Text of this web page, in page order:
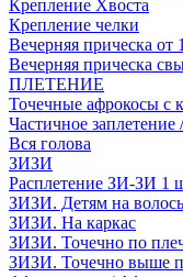
Крепление Хвоста
Крепление челки
Вечерняя прическа от
Вечерняя прическа
ПЛЕТЕНИЕ
Точечные афрокосы с
Частичное заплетение
Вся голова
ЗИЗИ
Расплетение ЗИ-ЗИ 1
ЗИЗИ. Детям на
ЗИЗИ. На каркас
ЗИЗИ. Точечно по
ЗИЗИ. Точечно выше